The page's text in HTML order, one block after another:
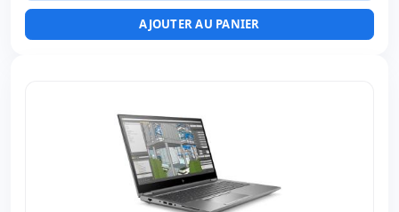
Ports vidéo: HDMI
Webcam · Lecteur d'empreintes · Lecteur
Clavier numérique
hR emballage
37.2x25x2.8 cm.
AJOUTER AU PANIER